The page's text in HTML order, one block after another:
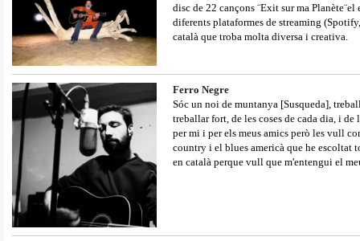
disc de 22 cançons ¨Exit sur ma
diferents plataformes de streaming
català que troba molta diversa i creativa.
Ferro Negre
Sóc un noi de muntanya [Susqueda],
treballar fort, de les coses de cada dia, i
per mi i per els meus amics però les vull
country i el blues americà que he escoltat
en català perque vull que m'entengui el